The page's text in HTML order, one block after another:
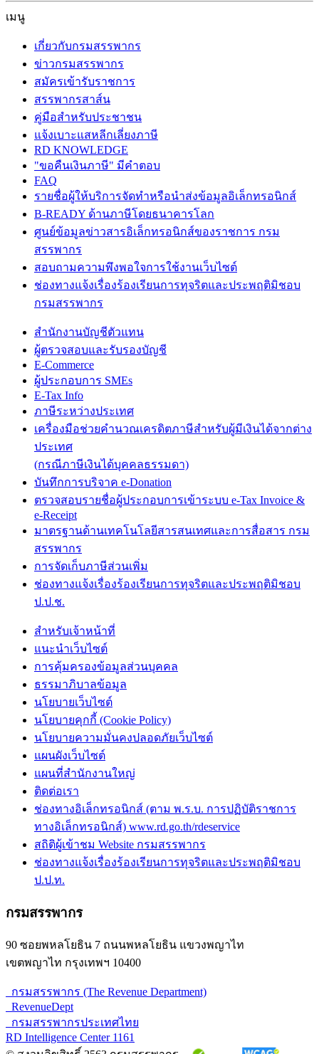
เมนู
เกี่ยวกับกรมสรรพากร
ข่าวกรมสรรพากร
สมัครเข้ารับราชการ
สรรพากรสาส์น
คู่มือสำหรับประชาชน
แจ้งเบาะแสหลีกเลี่ยงภาษี
RD KNOWLEDGE
"ขอคืนเงินภาษี" มีคำตอบ
FAQ
รายชื่อผู้ให้บริการจัดทำหรือนำส่งข้อมูลอิเล็กทรอนิกส์
B-READY ด้านภาษีโดยธนาคารโลก
ศูนย์ข้อมูลข่าวสารอิเล็กทรอนิกส์ของราชการ กรม
สรรพากร
สอบถามความพึงพอใจการใช้งานเว็บไซต์
ช่องทางแจ้งเรื่องร้องเรียนการทุจริตและประพฤติมิชอบ
กรมสรรพากร
สำนักงานบัญชีตัวแทน
ผู้ตรวจสอบและรับรองบัญชี
E-Commerce
ผู้ประกอบการ SMEs
E-Tax Info
ภาษีระหว่างประเทศ
เครื่องมือช่วยคำนวณเครดิตภาษีสำหรับผู้มีเงินได้จากต่าง
ประเทศ
(กรณีภาษีเงินได้บุคคลธรรมดา)
บันทึกการบริจาค e-Donation
ตรวจสอบรายชื่อผู้ประกอบการเข้าระบบ e-Tax Invoice &
e-Receipt
มาตรฐานด้านเทคโนโลยีสารสนเทศและการสื่อสาร กรม
สรรพากร
การจัดเก็บภาษีส่วนเพิ่ม
ช่องทางแจ้งเรื่องร้องเรียนการทุจริตและประพฤติมิชอบ
ป.ป.ช.
สำหรับเจ้าหน้าที่
แนะนำเว็บไซต์
การคุ้มครองข้อมูลส่วนบุคคล
ธรรมาภิบาลข้อมูล
นโยบายเว็บไซต์
นโยบายคุกกี้ (Cookie Policy)
นโยบายความมั่นคงปลอดภัยเว็บไซต์
แผนผังเว็บไซต์
แผนที่สำนักงานใหญ่
ติดต่อเรา
ช่องทางอิเล็กทรอนิกส์ (ตาม พ.ร.บ. การปฏิบัติราชการ
ทางอิเล็กทรอนิกส์) www.rd.go.th/rdeservice
สถิติผู้เข้าชม Website กรมสรรพากร
ช่องทางแจ้งเรื่องร้องเรียนการทุจริตและประพฤติมิชอบ
ป.ป.ท.
กรมสรรพากร
90 ซอยพหลโยธิน 7 ถนนพหลโยธิน แขวงพญาไท
เขตพญาไท กรุงเทพฯ 10400
กรมสรรพากร (The Revenue Department)
RevenueDept
กรมสรรพากรประเทศไทย
RD Intelligence Center 1161